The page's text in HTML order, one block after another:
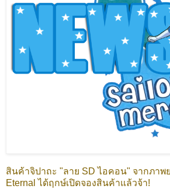
สินค้าจิปาถะ "ลาย SD ไอคอน" จากภาพ
Eternal ได้ฤกษ์เปิดจองสินค้าแล้วจ้า!